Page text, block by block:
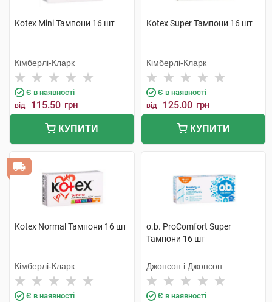
Kotex Mini Тампони 16 шт
Кімберлі-Кларк
Є в наявності
від 115.50 грн
КУПИТИ
Kotex Super Тампони 16 шт
Кімберлі-Кларк
Є в наявності
від 125.00 грн
КУПИТИ
Kotex Normal Тампони 16 шт
Кімберлі-Кларк
Є в наявності
o.b. ProComfort Super
Тампони 16 шт
Джонсон і Джонсон
Є в наявності